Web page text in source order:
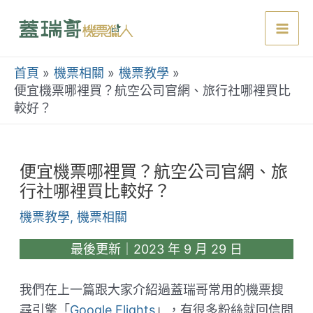
首頁 機票相關
機票教學
便宜機票哪裡買？航空公司官網、旅行社哪裡買比
較好？
便宜機票哪裡買？航空公司官網、旅
行社哪裡買比較好？
機票教學, 機票相關
最後更新｜2023 年 9 月 29 日
我們在上一篇跟大家介紹過蓋瑞哥常用的機票搜
尋引擎「 Google Flights」，有很多粉絲就回信問